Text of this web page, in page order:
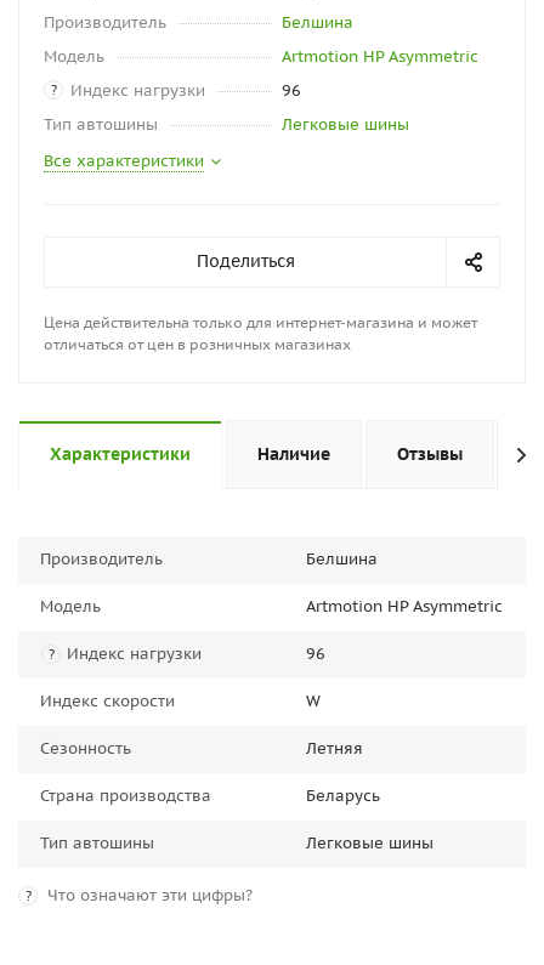
Производитель
Белшина
Модель
Artmotion HP Asymmetric
? Индекс нагрузки
96
Тип автошины
Легковые шины
Все характеристики
Поделиться
Цена действительна только для интернет-магазина и может
отличаться от цен в розничных магазинах
Характеристики Наличие Отзывы
Производитель Белшина
Модель Artmotion HP Asymmetric
? Индекс нагрузки 96
Индекс скорости W
Сезонность Летняя
Страна производства Беларусь
Тип автошины Легковые шины
? Что означают эти цифры?